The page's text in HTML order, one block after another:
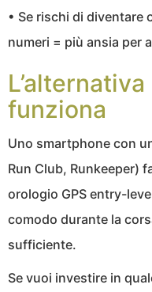
• Se rischi di diventare
numeri = più ansia per
funziona
Uno smartphone con
Run Club, Runkeeper)
orologio GPS entry-
comodo durante la
sufficiente.
Se vuoi investire in